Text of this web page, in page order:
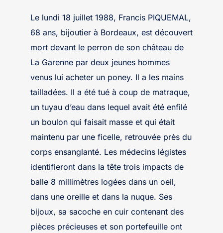
Le lundi 18 juillet 1988, Francis PIQUEMAL,
68 ans, bijoutier à Bordeaux, est découvert
mort devant le perron de son château de
La Garenne par deux jeunes hommes
venus lui acheter un poney. Il a les mains
tailladées. Il a été tué à coup de matraque,
un tuyau d’eau dans lequel avait été enfilé
un boulon qui faisait masse et qui était
maintenu par une ficelle, retrouvée près du
corps ensanglanté. Les médecins légistes
identifieront dans la tête trois impacts de
balle 8 millimètres logées dans un oeil,
dans une oreille et dans la nuque. Ses
bijoux, sa sacoche en cuir contenant des
pièces précieuses et son portefeuille ont